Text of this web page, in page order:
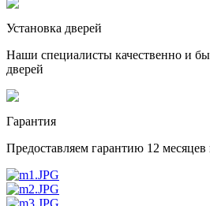
Установка дверей
Наши специалисты качественно и
дверей
Гарантия
Предоставляем гарантию 12